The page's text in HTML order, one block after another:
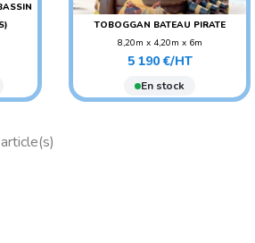
TOBOGGAN BATEAU PIRATE
8,20m x 4,20m x 6m
POIDS : 300 KG
Prix
5 190 €/HT
En stock